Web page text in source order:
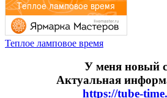
Теплое ламповое время
У меня новый
Актуальная
https://tube-